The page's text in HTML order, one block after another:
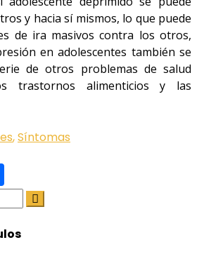
y hacia sí mismos, lo que puede
de ira masivos contra los otros,
en adolescentes también se
de otros problemas de salud
trastornos alimenticios y las
,Síntomas